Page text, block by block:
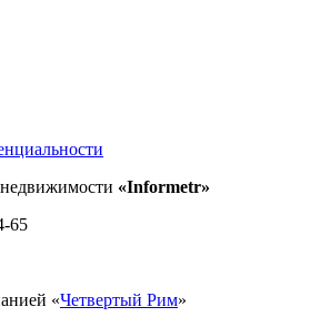
«Informetr»
65
«Четвертый Рим»